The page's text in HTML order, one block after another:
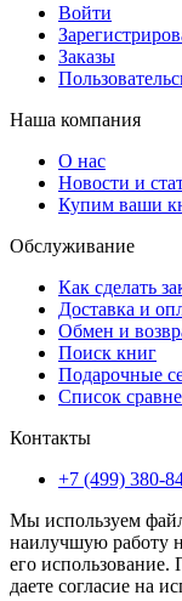
Войти
Заказы
Наша компания
О нас
Новости и
Купим ваши
Обслуживание
Как сделать
Доставка и
Обмен и
Поиск книг
Подарочные
Список
Контакты
+7 (499) 380-
Мы используем
наилучшую работу
его использование.
даете согласие на